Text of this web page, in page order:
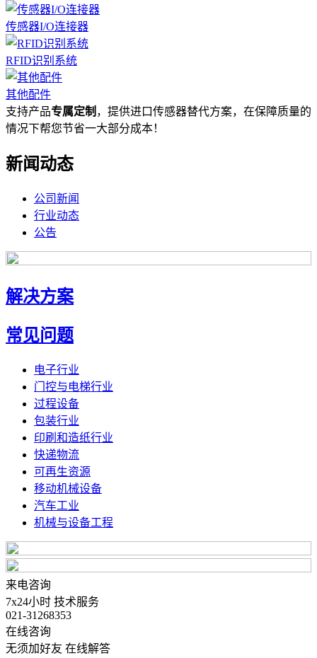
传感器I/O连接器
RFID识别系统
其他配件
支持产品专属定制 ，提供进口传感器替代方案，在保障质量的
情况下帮您节省一大部分成本！
新闻动态
公司新闻
行业动态
公告
解决方案
常见问题
电子行业
门控与电梯行业
过程设备
包装行业
印刷和造纸行业
快递物流
可再生资源
移动机械设备
汽车工业
机械与设备工程
来电咨询
7x24小时 技术服务
021-31268353
在线咨询
无须加好友 在线解答